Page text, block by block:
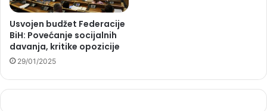
Usvojen budžet Federacije
BiH: Povećanje socijalnih
davanja, kritike opozicije
29/01/2025